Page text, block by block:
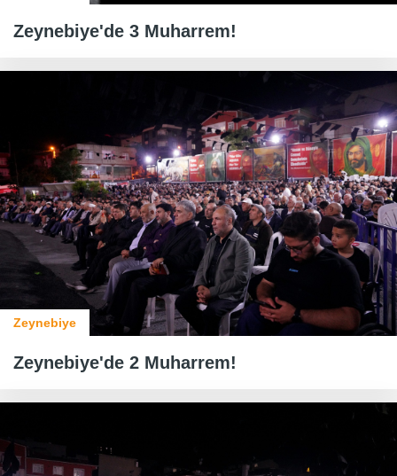
Zeynebiye'de 3 Muharrem!
Zeynebiye
Zeynebiye'de 2 Muharrem!